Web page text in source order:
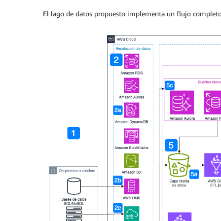
El lago de datos propuesto implementa un flujo